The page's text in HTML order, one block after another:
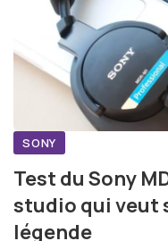
SONY
Test du Sony
studio qui veut
légende